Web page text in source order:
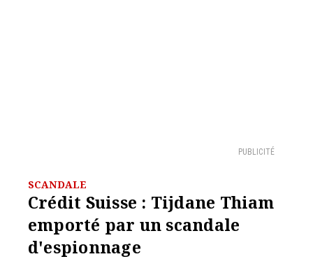
PUBLICITÉ
SCANDALE
Crédit Suisse : Tijdane Thiam
emporté par un scandale
d'espionnage